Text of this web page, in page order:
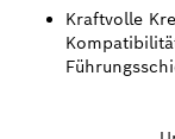
Kraftvolle